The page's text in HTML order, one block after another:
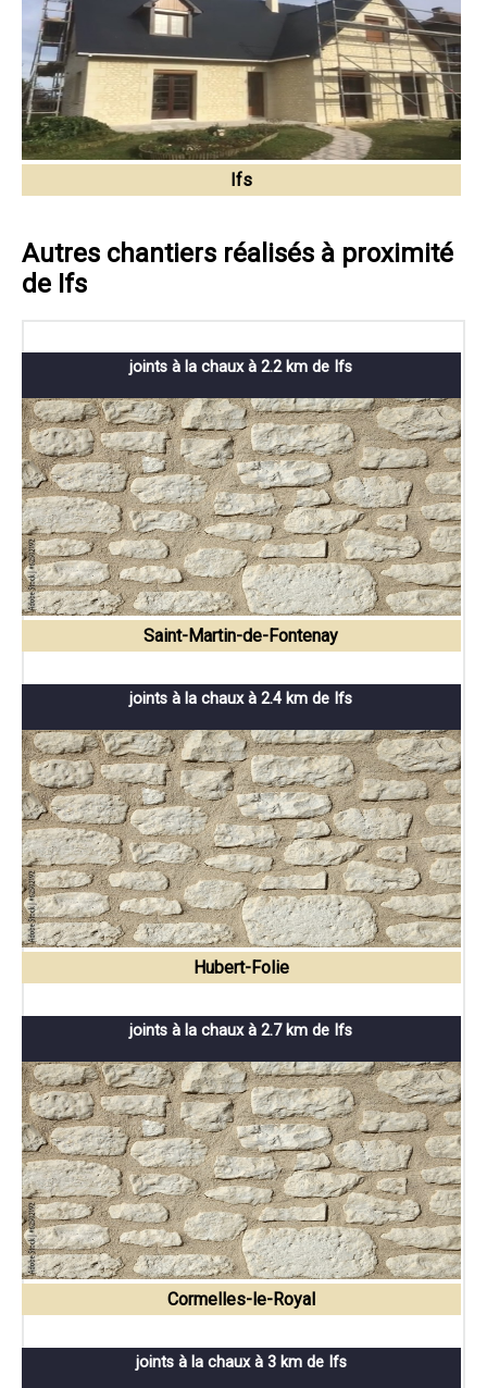
Ifs
Autres chantiers réalisés à proximité
de Ifs
joints à la chaux à 2.2 km de Ifs
Saint-Martin-de-Fontenay
joints à la chaux à 2.4 km de Ifs
Hubert-Folie
joints à la chaux à 2.7 km de Ifs
Cormelles-le-Royal
joints à la chaux à 3 km de Ifs